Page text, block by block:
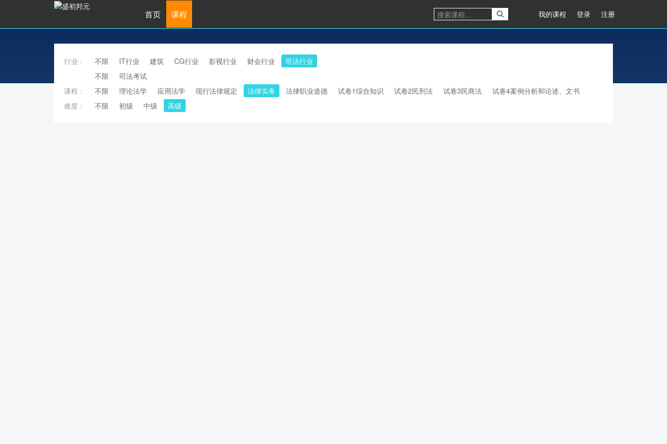
首页 课程 我的课程 登录 注册
行业： 不限 IT行业 建筑 CG行业 影视行业 财会行业
司法行业
不限
司法考试
课程：
不限 理论法学 应用法学 现行法律规定 法律实务 法律职业道德 试卷1综合知识 试卷2民刑法 试卷3民商法
试卷4案例分析和论述、文书
难度：
不限 初级 中级 高级